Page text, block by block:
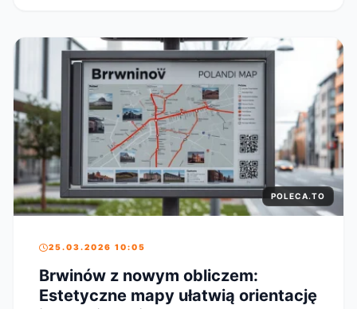
POLECA.TO
25.03.2026 10:05
Brwinów z nowym obliczem:
Estetyczne mapy ułatwią orientację